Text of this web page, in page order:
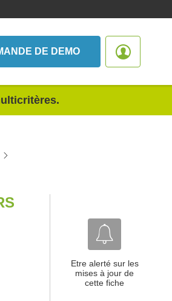
DE DEMO
Etre alerté sur les
mises à jour de
cette fiche